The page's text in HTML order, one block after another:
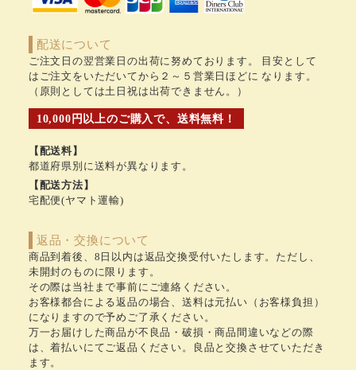
配送について
ご注文日の翌営業日の出荷に努めております。 目安として
はご注文をいただいてから２～５営業日ほどに なります。
（原則としては土日祝は出荷できません。）
10,000円以上のご購入で、送料無料！
【配送料】
都道府県別に送料が異なります。
【配送方法】
宅配便(ヤマト運輸)
返品・交換について
商品到着後、8日以内は返品交換受付いたします。ただし、
未開封のものに限ります。
その際は当社まで事前にご連絡ください。
お客様都合による返品の場合、送料は元払い（お客様負担）
になりますので予めご了承ください。
万一お届けした商品が不良品・破損・商品間違いなどの際
は、着払いにてご返品ください。良品と交換させていただき
ます。